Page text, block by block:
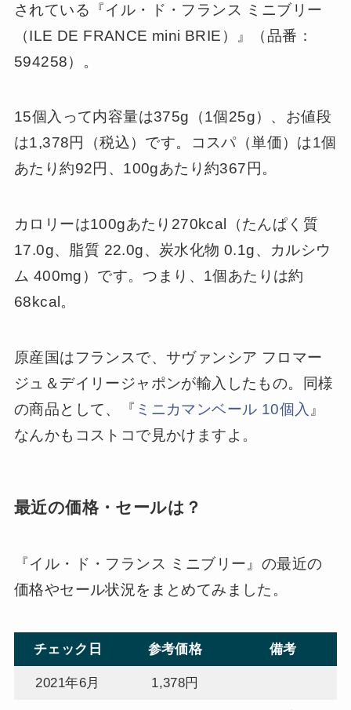
されている『イル・ド・フランス ミニブリー
（ILE DE FRANCE mini BRIE）』（品番：
594258）。
15個入って内容量は375g（1個25g）、お値段
は1,378円（税込）です。コスパ（単価）は1個
あたり約92円、100gあたり約367円。
カロリーは100gあたり270kcal（たんぱく質
17.0g、脂質 22.0g、炭水化物 0.1g、カルシウ
ム 400mg）です。つまり、1個あたりは約
68kcal。
原産国はフランスで、サヴァンシア フロマー
ジュ＆デイリージャポンが輸入したもの。同様
の商品として、『 ミニカマンベール 10個入 』
なんかもコストコで見かけますよ。
最近の価格・セールは？
『イル・ド・フランス ミニブリー』の最近の
価格やセール状況をまとめてみました。
チェック日 参考価格 備考
2021年6月 1,378円